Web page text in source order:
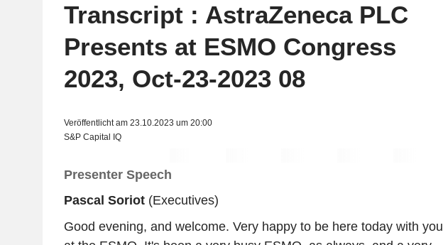
Transcript : AstraZeneca PLC
Presents at ESMO Congress
2023, Oct-23-2023 08
Veröffentlicht am 23.10.2023 um 20:00
S&P Capital IQ
Presenter Speech
Pascal Soriot(Executives)
Good evening, and welcome. Very happy to be here today with you